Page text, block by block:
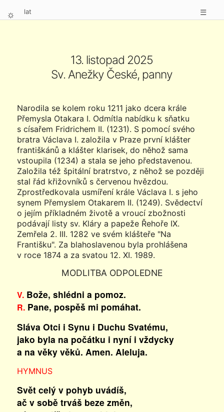
⛭ lat ☰
13. listopad 2025
Sv. Anežky České, panny
Narodila se kolem roku 1211 jako dcera krále
Přemysla Otakara I. Odmítla nabídku k sňatku
s císařem Fridrichem II. (1231). S pomocí svého
bratra Václava I. založila v Praze první klášter
františkánů a klášter klarisek, do něhož sama
vstoupila (1234) a stala se jeho představenou.
Založila též špitální bratrstvo, z něhož se později
stal řád křižovníků s červenou hvězdou.
Zprostředkovala usmíření krále Václava I. s jeho
synem Přemyslem Otakarem II. (1249). Svědectví
o jejím příkladném životě a vroucí zbožnosti
podávají listy sv. Kláry a papeže Řehoře IX.
Zemřela 2. III. 1282 ve svém klášteře "Na
Františku". Za blahoslavenou byla prohlášena
v roce 1874 a za svatou 12. XI. 1989.
MODLITBA ODPOLEDNE
V.Bože, shlédni a pomoz.
R.Pane, pospěš mi pomáhat.
Sláva Otci i Synu i Duchu Svatému,
jako byla na počátku i nyní i vždycky
a na věky věků. Amen. Aleluja.
HYMNUS
Svět celý v pohyb uvádíš,
ač v sobě trváš beze změn,